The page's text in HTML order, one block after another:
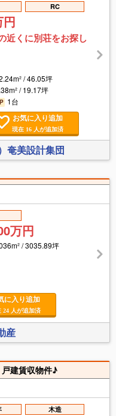
RC
近くに別荘をお探し
/ 46.05坪
/ 19.17坪
P 1台
お気に入り追加
現在 16 人が追加済
奄美設計集団
万円
/ 3035.89坪
に入り追加
24 人が追加済
産
建賃収物件♪
木造